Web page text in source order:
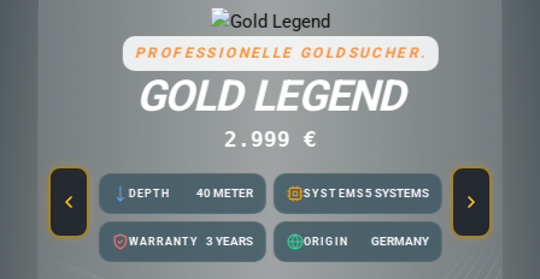
PROFESSIONELLE GOLDSUCHER.
GOLD LEGEND
2.999 €
DEPTH 40 METER SYSTEMS 5 SYSTEMS
WARRANTY 3 YEARS ORIGIN GERMANY